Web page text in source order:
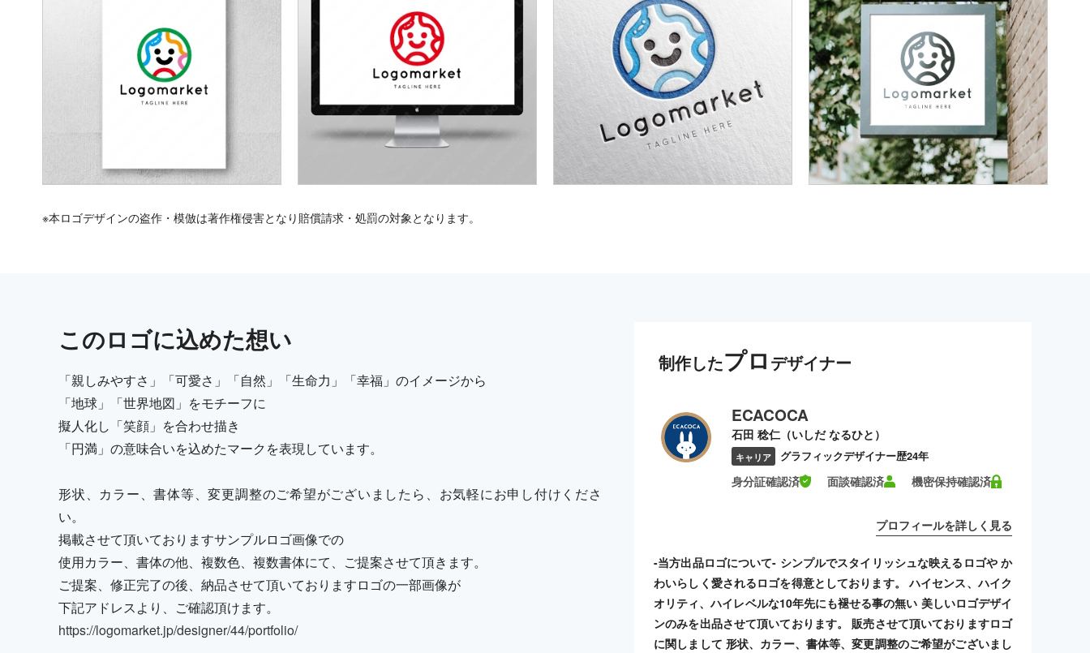
※本ロゴデザインの盗作・模倣は著作権侵害となり賠償請求・処罰の対象となります。
このロゴに込めた想い
「親しみやすさ」「可愛さ」「自然」「生命力」「幸福」のイメージから
「地球」「世界地図」をモチーフに
擬人化し「笑顔」を合わせ描き
「円満」の意味合いを込めたマークを表現しています。
形状、カラー、書体等、変更調整のご希望がございましたら、お気軽にお申し付けくださ
い。
掲載させて頂いておりますサンプルロゴ画像での
使用カラー、書体の他、複数色、複数書体にて、ご提案させて頂きます。
ご提案、修正完了の後、納品させて頂いておりますロゴの一部画像が
下記アドレスより、ご確認頂けます。
https://logomarket.jp/designer/44/portfolio/
制作したプロ デザイナー
ECACOCA
石田 稔仁（いしだ なるひと）
キャリア グラフィックデザイナー歴24年
身分証確認済 面談確認済 機密保持確認済
プロフィールを詳しく見る
-当方出品ロゴについて- シンプルでスタイリッシュな映えるロゴや か
わいらしく愛されるロゴを得意としております。 ハイセンス、ハイク
オリティ、ハイレベルな10年先にも褪せる事の無い 美しいロゴデザイ
ンのみを出品させて頂いております。 販売させて頂いておりますロゴ
に関しまして 形状、カラー、書体等、変更調整のご希望がございまし